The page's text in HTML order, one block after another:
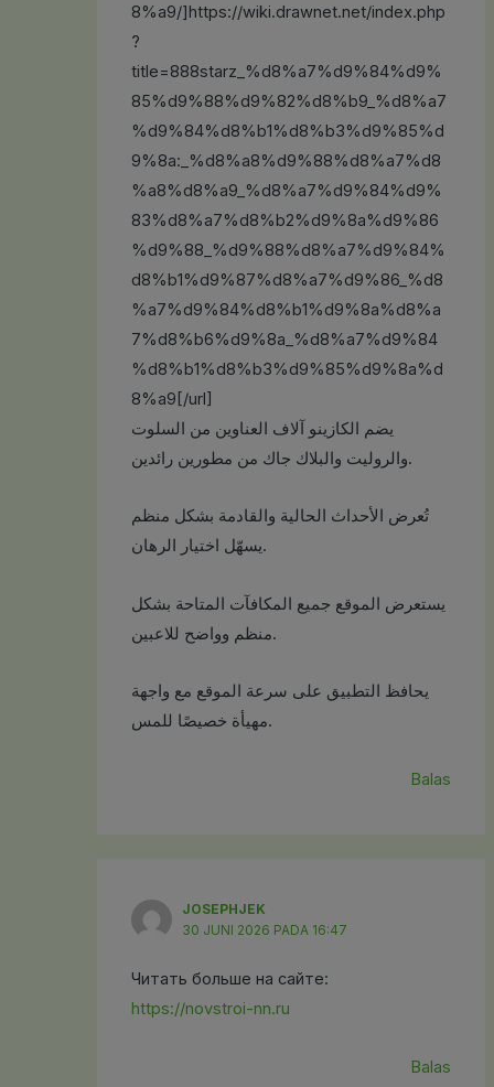
8%a9/]https://wiki.drawnet.net/index.php
?
title=888starz_%d8%a7%d9%84%d9%
85%d9%88%d9%82%d8%b9_%d8%a7
%d9%84%d8%b1%d8%b3%d9%85%d
9%8a:_%d8%a8%d9%88%d8%a7%d8
%a8%d8%a9_%d8%a7%d9%84%d9%
83%d8%a7%d8%b2%d9%8a%d9%86
%d9%88_%d9%88%d8%a7%d9%84%
d8%b1%d9%87%d8%a7%d9%86_%d8
%a7%d9%84%d8%b1%d9%8a%d8%a
7%d8%b6%d9%8a_%d8%a7%d9%84
%d8%b1%d8%b3%d9%85%d9%8a%d
8%a9[/url]
يضم الكازينو آلاف العناوين من السلوت
والروليت والبلاك جاك من مطورين رائدين.
تُعرض الأحداث الحالية والقادمة بشكل منظم
يسهّل اختيار الرهان.
يستعرض الموقع جميع المكافآت المتاحة بشكل
منظم وواضح للاعبين.
يحافظ التطبيق على سرعة الموقع مع واجهة
مهيأة خصيصًا للمس.
Balas
JOSEPHJEK
30 JUNI 2026 PADA 16:47
Читать больше на сайте:
https://novstroi-nn.ru
Balas